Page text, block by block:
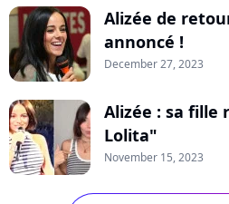
Alizée de
annoncé !
December 27, 2023
Alizée : sa fille
Lolita"
November 15, 2023